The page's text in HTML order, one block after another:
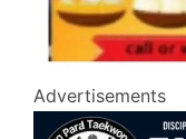
Advertisements